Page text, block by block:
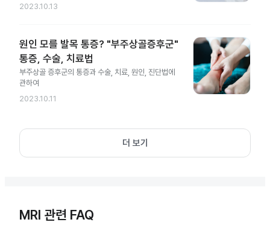
2023.10.13
원인 모를 발목 통증? "부주상골증후군"
통증, 수술, 치료법
부주상골 증후군의 통증과 수술, 치료, 원인, 진단법에
관하여
2023.10.11
더 보기
MRI 관련 FAQ